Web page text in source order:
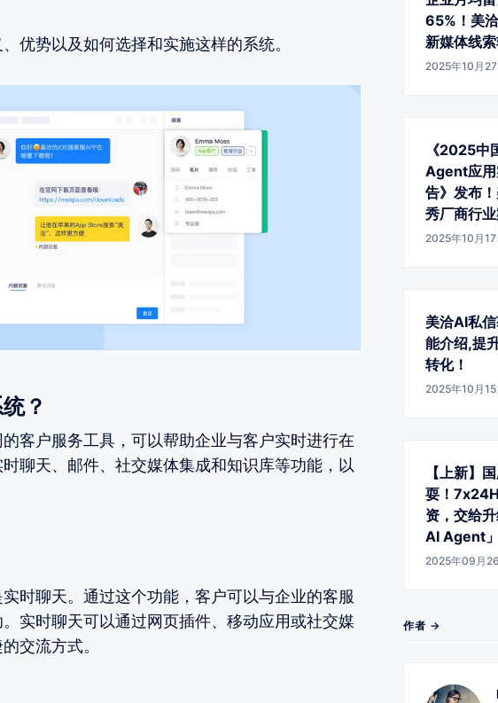
优势以及如何选择和实施这样的系统。
？
客户服务工具，可以帮助企业与客户实时进行在
聊天、邮件、社交媒体集成和知识库等功能，以
时聊天。通过这个功能，客户可以与企业的客服
实时聊天可以通过网页插件、移动应用或社交媒
交流方式。
65%！美
新媒体线索
2025年10月27
《2025中
Agent应用
告》发布
秀厂商行业
2025年10月17
美洽AI私
能介绍,提
转化！
2025年10月15
【上新】
耍！
资，交给
AI Agent」
2025年09月
作者 →